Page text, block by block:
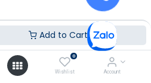
Add to Cart
0
Wishlist Account
vào giỏ hàng